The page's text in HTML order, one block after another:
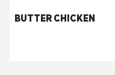
BUTTER CHICKEN